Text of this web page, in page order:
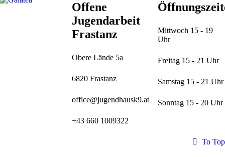
Offene
Jugendarbeit
Frastanz
Obere Lände 5a
6820 Frastanz
office@jugendhausk9.at
+43 660 1009322
Mittwoch 15 - 19
Uhr
Freitag 15 - 21 Uhr
Samstag 15 - 21 Uhr
Sonntag 15 - 20 Uhr
To Top